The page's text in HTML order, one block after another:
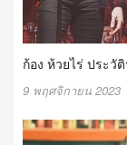
ก้อง ห้วยไร่ ประ
9 พฤศจิกายน 2023